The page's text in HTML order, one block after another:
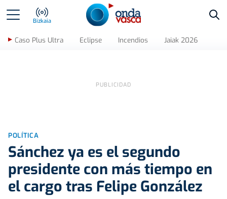
Bizkaia
Caso Plus Ultra Eclipse Incendios Jaiak 2026
POLÍTICA
Sánchez ya es el segundo
presidente con más tiempo en
el cargo tras Felipe González